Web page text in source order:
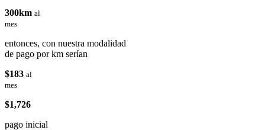
300km al
mes
entonces, con nuestra modalidad
de pago por km serían
$183 al
mes
$1,726
pago inicial